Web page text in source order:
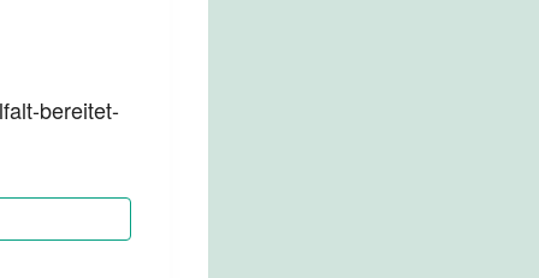
bereitet-